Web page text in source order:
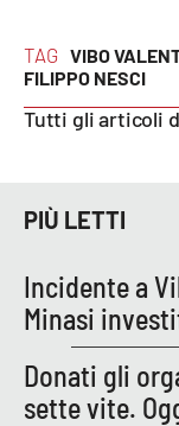
Storie
Lacplay.it
Lactv.it
Laconair.it
Lacitymag.it
TAG VIBO
FILIPPO NESCI
Tutti gli articoli
PIÙ LETTI
Incidente a
Minasi
Donati gli
sette vite.